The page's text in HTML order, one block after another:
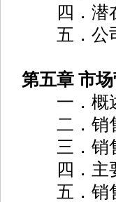
四．潜在
五．公司
第五章 市
一．概
二．销
三．销售
四．主
五．销售